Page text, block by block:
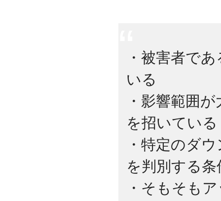
・被害者で
いる
・影響範囲
を招いている
・特定のダ
を判別する
・そもそも